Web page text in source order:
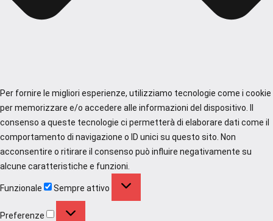
Per fornire le migliori esperienze, utilizziamo tecnologie come i cookie
per memorizzare e/o accedere alle informazioni del dispositivo. Il
consenso a queste tecnologie ci permetterà di elaborare dati come il
comportamento di navigazione o ID unici su questo sito. Non
acconsentire o ritirare il consenso può influire negativamente su
alcune caratteristiche e funzioni.
Funzionale Sempre attivo
Preferenze